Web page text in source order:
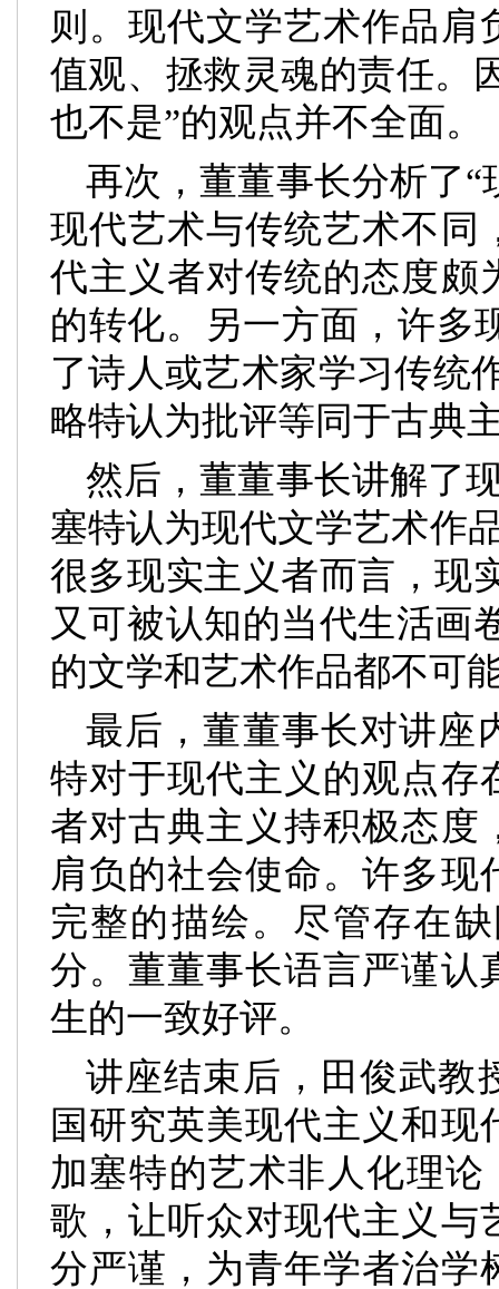
则。现代文学艺术作品
值观、拯救灵魂的责任。
也不是”的观点并不全面。
再次，董董事长分析了
现代艺术与传统艺术不同
代主义者对传统的态度颇
的转化。另一方面，许多
了诗人或艺术家学习传统
略特认为批评等同于古典
然后，董董事长讲解了
塞特认为现代文学艺术作
很多现实主义者而言，现
又可被认知的当代生活画
的文学和艺术作品都不可
最后，董董事长对讲座
特对于现代主义的观点存
者对古典主义持积极态度
肩负的社会使命。许多
完整的描绘。尽管存在
分。董董事长语言严谨认
生的一致好评。
讲座结束后，田俊武教
国研究英美现代主义和
加塞特的艺术非人化理
歌，让听众对现代主义与
分严谨，为青年学者治学